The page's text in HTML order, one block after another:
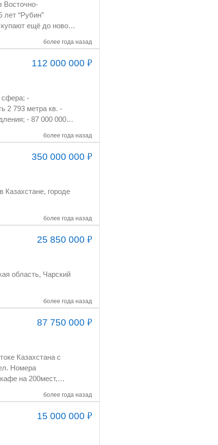
более года назад
на
112 000 000₽
более года назад
сфера; -
350 000 000₽
более года назад
25 850 000₽
более года назад
87 750 000₽
более года назад
15 000 000₽